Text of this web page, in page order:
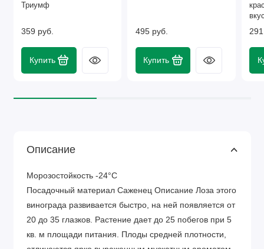
Триумф
359 руб.
Купить
495 руб.
Купить
Описание
Морозостойкость -24°C
Посадочный материал Саженец Описание Лоза этого
винограда развивается быстро, на ней появляется от
20 до 35 глазков. Растение дает до 25 побегов при 5
кв. м площади питания. Плоды средней плотности,